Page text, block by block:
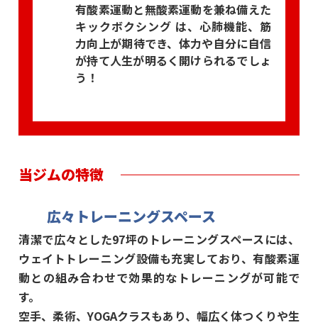
有酸素運動と無酸素運動を兼ね備えた
キックボクシング は、心肺機能、筋
力向上が期待でき、体力や自分に自信
が持て人生が明るく開けられるでしょ
う！
当ジムの特徴
広々トレーニングスペース
清潔で広々とした97坪のトレーニングスペースには、
ウェイトトレーニング設備も充実しており、有酸素運
動との組み合わせで効果的なトレーニングが可能で
す。
空手、柔術、YOGAクラスもあり、幅広く体つくりや生